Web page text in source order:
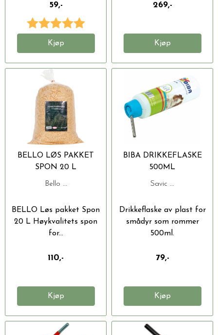
59,-
Karakter: 5.0 av 5 mulige
Kjøp
269,-
Kjøp
BELLO LØS PAKKET
SPON 20 L
Bello ...
BELLO Løs pakket Spon
20 L Høykvalitets spon
for...
110,-
Kjøp
BIBA DRIKKEFLASKE
500ML
Savic ...
Drikkeflaske av plast for
smådyr som rommer
500ml.
79,-
Kjøp